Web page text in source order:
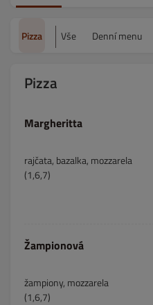
Pizza Vše Denní menu
Pizza
Margheritta
rajčata, bazalka, mozzarela
(1,6,7)
Žampionová
žampiony, mozzarela
(1,6,7)